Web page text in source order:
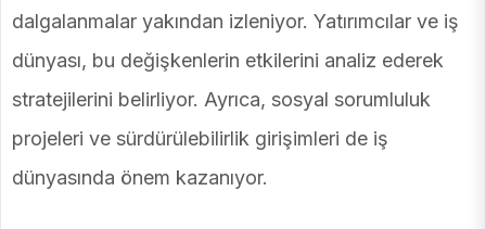
dalgalanmalar yakından izleniyor. Yatırımcılar ve iş
dünyası, bu değişkenlerin etkilerini analiz ederek
stratejilerini belirliyor. Ayrıca, sosyal sorumluluk
projeleri ve sürdürülebilirlik girişimleri de iş
dünyasında önem kazanıyor.